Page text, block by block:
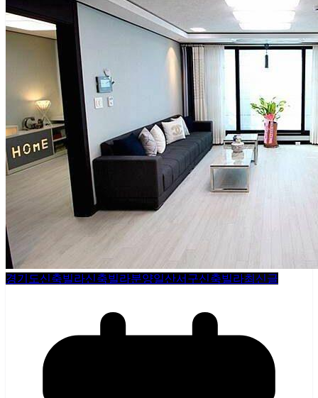
경기도신축빌라신축빌라분양일산서구신축빌라최신글